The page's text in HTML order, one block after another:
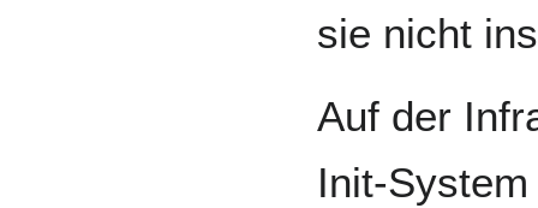
sie nicht
Auf der
Init-